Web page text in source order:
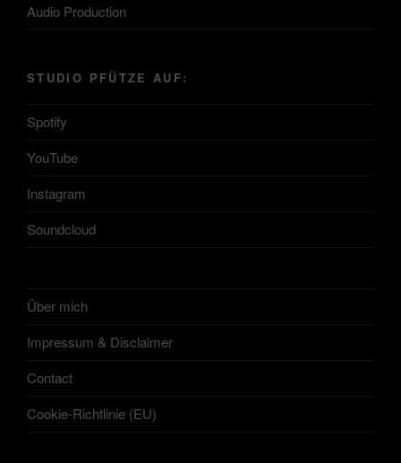
Audio Production
STUDIO PFÜTZE AUF:
Spotify
YouTube
Instagram
Soundcloud
Über mich
Impressum & Disclaimer
Contact
Cookie-Richtlinie (EU)